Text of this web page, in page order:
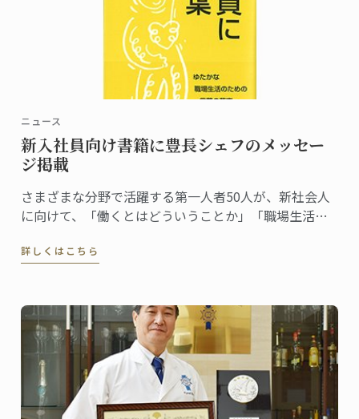
ニュース
新入社員向け書籍に豊長シェフのメッセー
ジ掲載
さまざまな分野で活躍する第一人者50人が、新社会人
に向けて、「働くとはどういうことか」「職場生活へ
社員に贈る言葉』（経団連出版）。
詳しくはこちら